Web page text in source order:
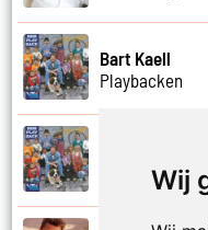
Wij
Bart Kaell
Playbacken
Popidool